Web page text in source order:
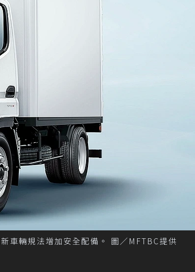
車輛規法增加安全配備。 圖／MFTBC提供